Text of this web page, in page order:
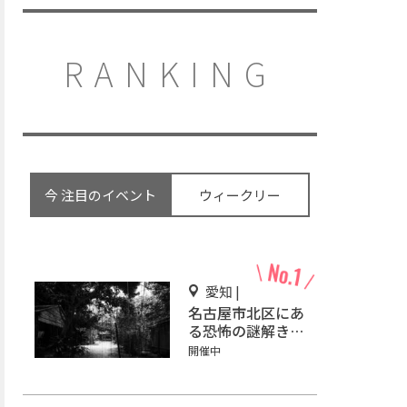
RANKING
今 注目のイベント ウィークリー
愛知 |
名古屋市北区にあ
る恐怖の謎解きミ
ステリーホラー
開催中